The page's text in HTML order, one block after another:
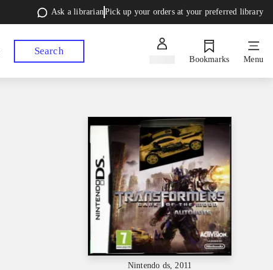
Ask a librarianPick up your orders at your preferred library
Search
Bookmarks Menu
Nintendo ds, 2011